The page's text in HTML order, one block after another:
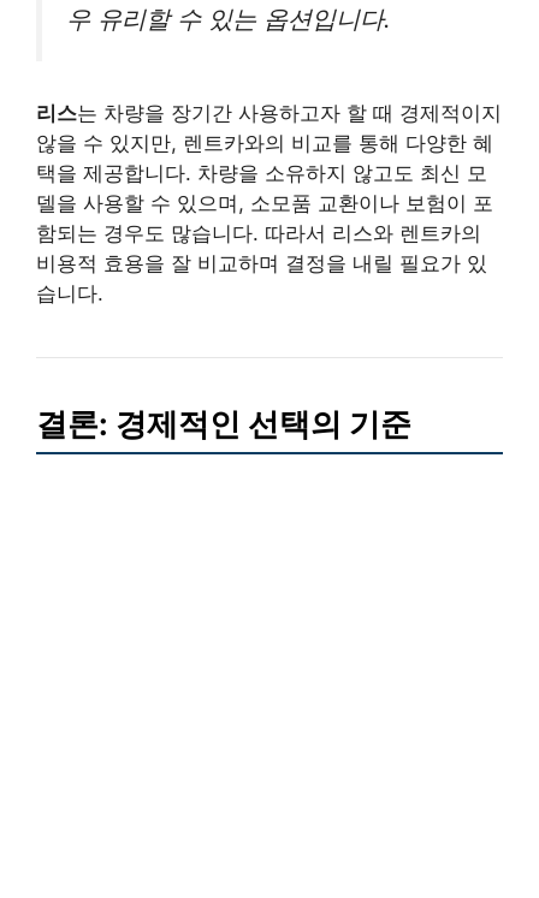
우 유리할 수 있는 옵션입니다.
리스는 차량을 장기간 사용하고자 할 때 경제적이지
않을 수 있지만, 렌트카와의 비교를 통해 다양한 혜
택을 제공합니다. 차량을 소유하지 않고도 최신 모
델을 사용할 수 있으며, 소모품 교환이나 보험이 포
함되는 경우도 많습니다. 따라서 리스와 렌트카의
비용적 효용을 잘 비교하며 결정을 내릴 필요가 있
습니다.
결론: 경제적인 선택의 기준